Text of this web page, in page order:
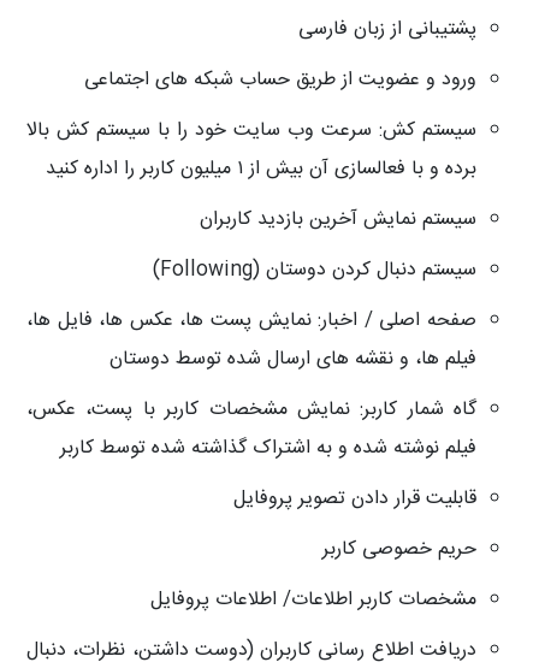
پشتیبانی از زبان فارسی
ورود و عضویت از طریق حساب شبکه های اجتماعی
سیستم کش: سرعت وب سایت خود را با سیستم کش بالا
برده و با فعالسازی آن بیش از ۱ میلیون کاربر را اداره کنید
سیستم نمایش آخرین بازدید کاربران
سیستم دنبال کردن دوستان (Following)
صفحه اصلی / اخبار: نمایش پست ها، عکس ها، فایل ها،
فیلم ها، و نقشه های ارسال شده توسط دوستان
گاه شمار کاربر: نمایش مشخصات کاربر با پست، عکس،
فیلم نوشته شده و به اشتراک گذاشته شده توسط کاربر
قابلیت قرار دادن تصویر پروفایل
حریم خصوصی کاربر
مشخصات کاربر اطلاعات/ اطلاعات پروفایل
دریافت اطلاع رسانی کاربران (دوست داشتن، نظرات، دنبال